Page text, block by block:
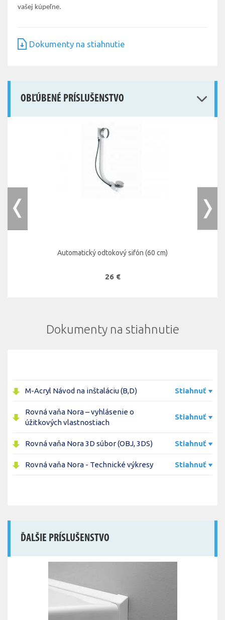
vašej kúpeľne.
Dokumenty na stiahnutie
OBĽÚBENÉ PRÍSLUŠENSTVO
Automatický odtokový sifón (60 cm)
26 €
Dokumenty na stiahnutie
M-Acryl Návod na inštaláciu (B,D) Stiahnuť
Rovná vaňa Nora – vyhlásenie o
úžitkových vlastnostiach
Stiahnuť
Rovná vaňa Nora 3D súbor (OBJ, 3DS) Stiahnuť
Rovná vaňa Nora - Technické výkresy Stiahnuť
ĎALŠIE PRÍSLUŠENSTVO